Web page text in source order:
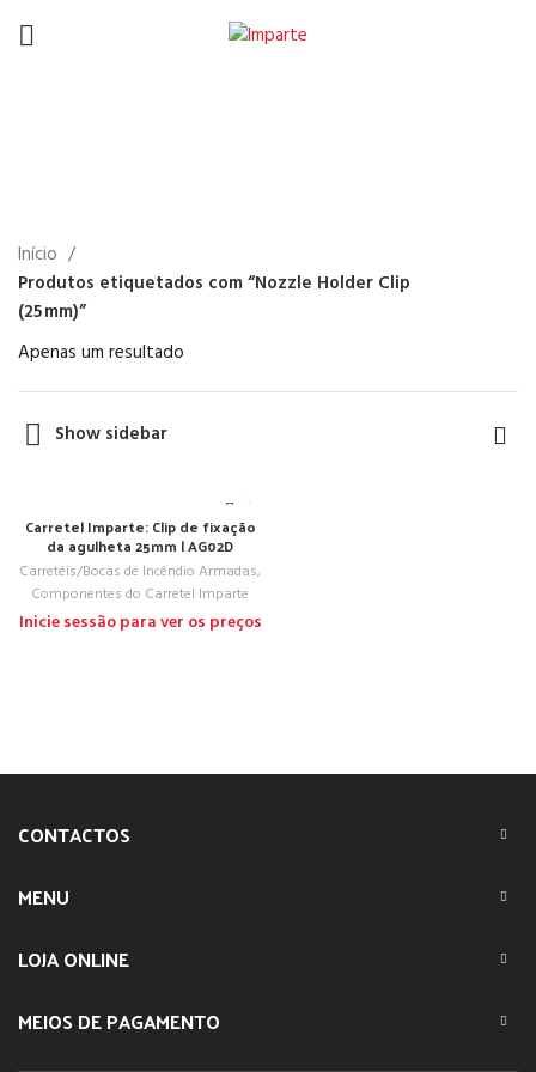
Início
Produtos etiquetados com “Nozzle Holder Clip
(25 mm)”
Apenas um resultado
Show sidebar
Carretel Imparte: Clip de fixação
da agulheta 25mm | AG02D
Carretéis/Bocas de Incêndio Armadas,
Componentes do Carretel Imparte
Inicie sessão para ver os preços
CONTACTOS
MENU
LOJA ONLINE
MEIOS DE PAGAMENTO